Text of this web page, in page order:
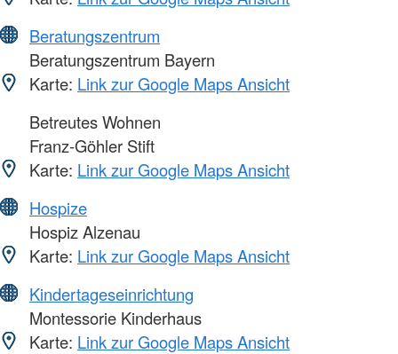
Beratungszentrum
Beratungszentrum Bayern
Karte: Link zur Google Maps Ansicht
Betreutes Wohnen
Franz-Göhler Stift
Karte: Link zur Google Maps Ansicht
Hospize
Hospiz Alzenau
Karte: Link zur Google Maps Ansicht
Kindertageseinrichtung
Montessorie Kinderhaus
Karte: Link zur Google Maps Ansicht